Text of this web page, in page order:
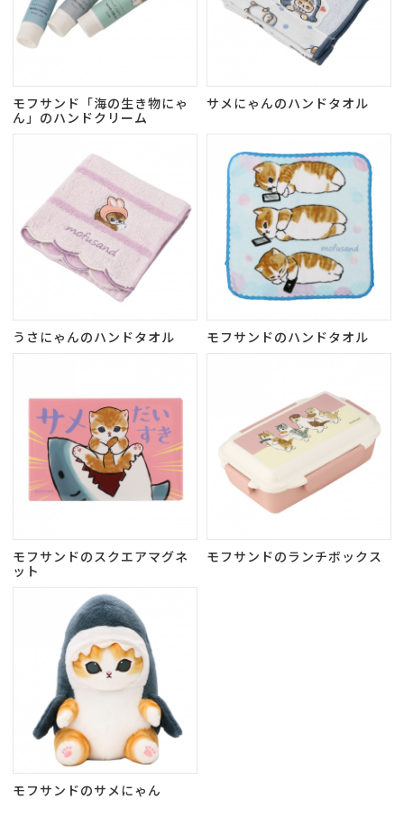
モフサンド「海の生き物にゃ
ん」のハンドクリーム
サメにゃんのハンドタオル
うさにゃんのハンドタオル モフサンドのハンドタオル
モフサンドのスクエアマグネ
ット
モフサンドのランチボックス
モフサンドのサメにゃん